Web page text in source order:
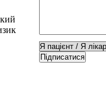
Підписатися